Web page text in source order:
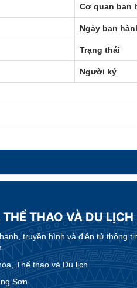
Cơ quan ban
Ngày ban
Trạng thái
Người ký
THAO VÀ DU LỊCH
truyền hình và điện tử thông
Thể thao và Du lịch
Sơn